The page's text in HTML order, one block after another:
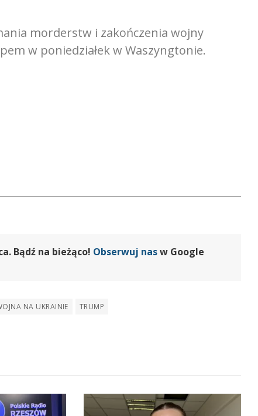
morderstw i zakończenia wojny
w poniedziałek w Waszyngtonie.
Bądź na bieżąco! Obserwuj nasw Google
NA UKRAINIE TRUMP